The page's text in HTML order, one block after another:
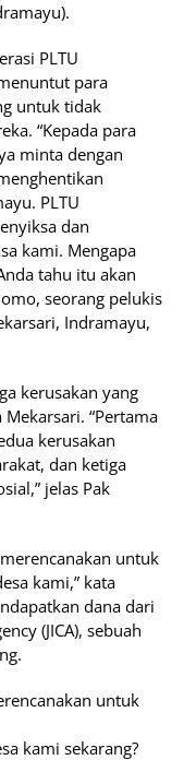
PLTU
para
untuk tidak
“Kepada para
minta dengan
PLTU
dan
kami. Mengapa
tahu itu akan
seorang pelukis
Indramayu,
kerusakan yang
“Pertama
kerusakan
dan ketiga
jelas Pak
untuk
kami,” kata
dana dari
(JICA), sebuah
untuk
kami sekarang?